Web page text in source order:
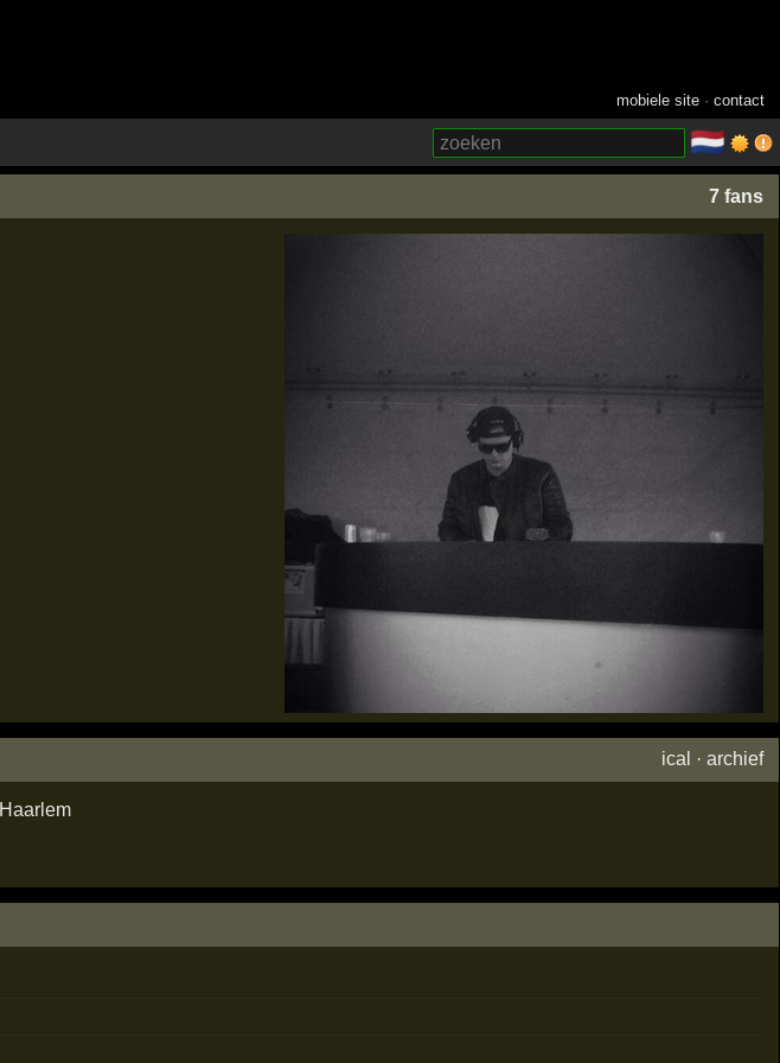
mobiele site ·contact
🇳🇱
7 fans
ical ·archief
Haarlem